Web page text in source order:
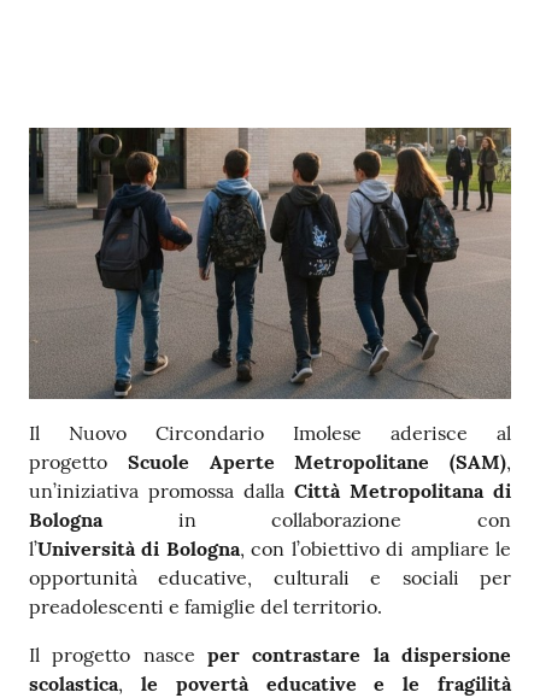
Contenuto
Il Nuovo Circondario Imolese aderisce al
progetto Scuole Aperte Metropolitane (SAM),
un’iniziativa promossa dalla Città Metropolitana di
Bologna in collaborazione con
l’Università di Bologna, con l’obiettivo di ampliare le
opportunità educative, culturali e sociali per
preadolescenti e famiglie del territorio.
Il progetto nasce per contrastare la dispersione
scolastica, le povertà educative e le fragilità